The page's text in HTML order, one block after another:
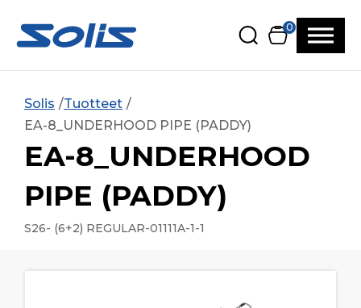
0
Solis
Tuotteet
EA-8_UNDERHOOD PIPE (PADDY)
EA-8_UNDERHOOD
PIPE (PADDY)
S26- (6+2) REGULAR-01111A-1-1